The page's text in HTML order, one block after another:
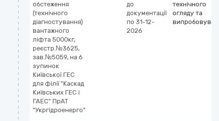
обстеження
(технічного
діагностування)
вантажного
ліфта 5000кг,
реєстр.№3625,
зав.№5059, на 6
зупинок
Київської ГЕС
для філії "Каскад
Київських ГЕС і
ГАЕС" ПрАТ
"Укргідроенерго"
до
документації
по 31-12-
2026
технічного
огляду та